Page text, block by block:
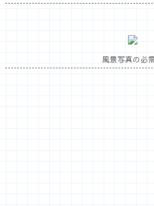
風景写真の必